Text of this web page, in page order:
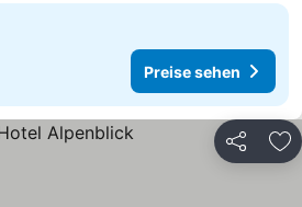
Preise sehen
Teilen